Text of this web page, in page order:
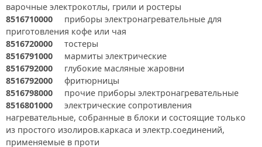
варочные электрокотлы, грили и ростеры
8516710000 приборы электронагревательные для
приготовления кофе или чая
8516720000 тостеры
8516791000 мармиты электрические
8516792000 глубокие масляные жаровни
8516792000 фритюрницы
8516798000 прочие приборы электронагревательные
8516801000 электрические сопротивления
нагревательные, собранные в блоки и состоящие только
из простого изолиров.каркаса и электр.соединений,
применяемые в проти